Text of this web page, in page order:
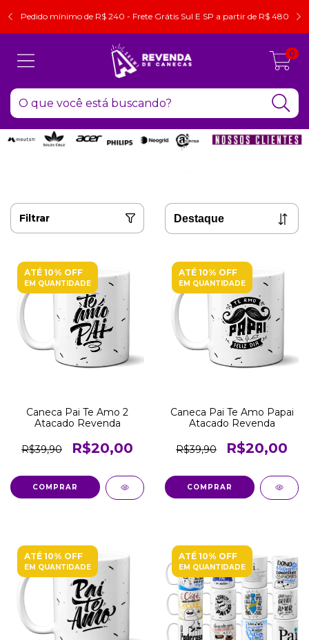
Pedido mínimo de R$ 240 - Frete Grátis Sul E SP a partir de R$ 480
0
Filtrar
ATÉ 10% OFF
EM QUANTIDADE
Caneca Pai Te Amo 2
Atacado Revenda
R$39,90 R$20,00
COMPRAR
ATÉ 10% OFF
EM QUANTIDADE
Caneca Pai Te Amo Papai
Atacado Revenda
R$39,90 R$20,00
COMPRAR
ATÉ 10% OFF
EM QUANTIDADE
ATÉ 10% OFF
EM QUANTIDADE